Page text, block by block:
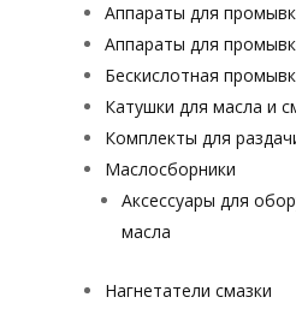
Аппараты для
Аппараты для
Бескислотная
Катушки для масла и
Комплекты для
Маслосборники
Аксессуары для
масла
Нагнетатели смазки